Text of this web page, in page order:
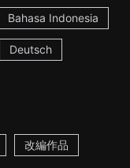
Bahasa Indonesia
Deutsch
改編作品